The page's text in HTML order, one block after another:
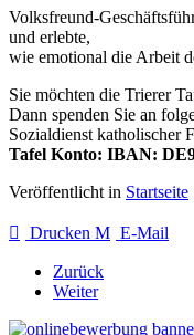
Volksfreund-
und erlebte,
wie emotional die Arbeit
Sie möchten die Trierer
Dann spenden Sie an
Sozialdienst katholischer
Tafel Konto: IBAN:
Veröffentlicht in Startseite
Drucken E-Mail
Zurück
Weiter